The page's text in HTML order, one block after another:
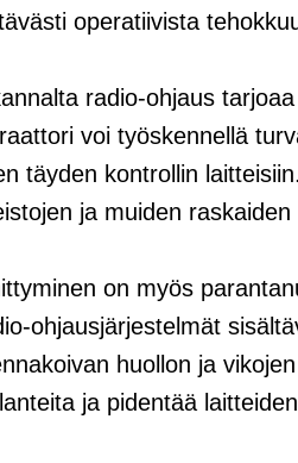
operatiivista
radio-ohjaus
voi työskennellä
täyden kontrollin
ja muiden
on myös
ohjausjärjestelmät
huollon ja
ja pidentää